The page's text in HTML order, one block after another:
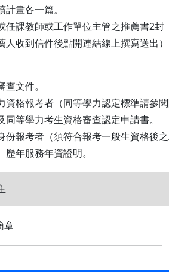
計畫各一篇。
任課教師或工作單位主管之推薦書2
人收到信件後點開連結線上撰寫送出
文件。
資格報考者（同等學力認定標準請參
同等學力考生資格審查認定申請書。
份報考者（須符合報考一般生資格後
歷年服務年資證明。
章